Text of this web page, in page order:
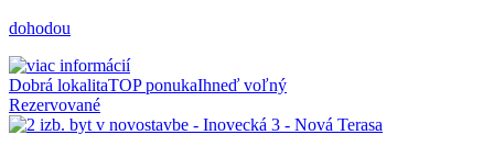
dohodou
Dobrá lokalitaTOP ponukaIhneď voľný
Rezervované